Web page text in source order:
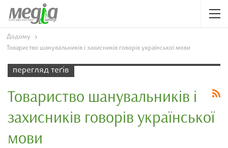
Додому
Товариство шанувальників і захисників говорів української мови
перегляд теґів
Товариство шанувальників і
захисників говорів української
мови